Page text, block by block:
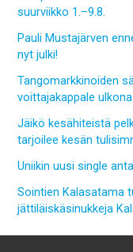
suurviikko 1.–9.8.
Pauli Mustajärven
nyt julki!
Tangomarkkinoiden
voittajakappale
Jäikö kesähiteistä
tarjoilee kesän
Uniikin uusi single
Sointien Kalasatama
jättiläiskäsinukkeja